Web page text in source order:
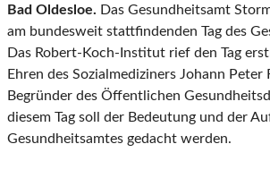
Bad Oldesloe. Das Gesundheitsamt
am bundesweit stattfindenden Tag des
Das Robert-Koch-Institut rief den Tag
Ehren des Sozialmediziners Johann Peter
Begründer des Öffentlichen
diesem Tag soll der Bedeutung und der
Gesundheitsamtes gedacht werden.